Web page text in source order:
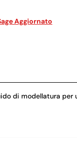
Aggiornato
di modellatura per